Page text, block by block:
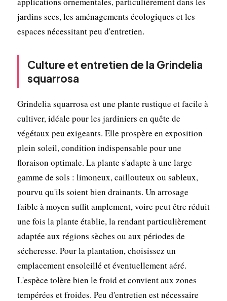
jardins secs, les aménagements écologiques et les
espaces nécessitant peu d'entretien.
Culture et entretien de la Grindelia
squarrosa
Grindelia squarrosa est une plante rustique et facile à
cultiver, idéale pour les jardiniers en quête de
végétaux peu exigeants. Elle prospère en exposition
plein soleil, condition indispensable pour une
floraison optimale. La plante s'adapte à une large
gamme de sols : limoneux, caillouteux ou sableux,
pourvu qu'ils soient bien drainants. Un arrosage
faible à moyen suffit amplement, voire peut être réduit
une fois la plante établie, la rendant particulièrement
adaptée aux régions sèches ou aux périodes de
sécheresse. Pour la plantation, choisissez un
emplacement ensoleillé et éventuellement aéré.
L'espèce tolère bien le froid et convient aux zones
tempérées et froides. Peu d'entretien est nécessaire